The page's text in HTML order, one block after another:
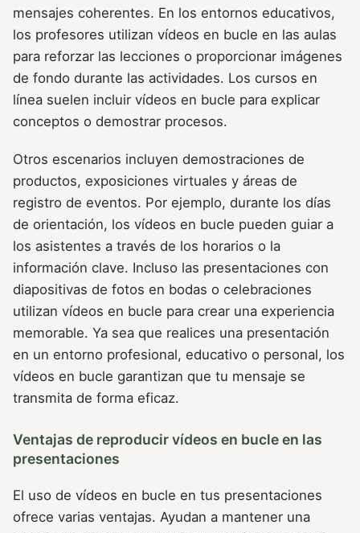
mensajes coherentes. En los entornos educativos,
los profesores utilizan vídeos en bucle en las aulas
para reforzar las lecciones o proporcionar imágenes
de fondo durante las actividades. Los cursos en
línea suelen incluir vídeos en bucle para explicar
conceptos o demostrar procesos.
Otros escenarios incluyen demostraciones de
productos, exposiciones virtuales y áreas de
registro de eventos. Por ejemplo, durante los días
de orientación, los vídeos en bucle pueden guiar a
los asistentes a través de los horarios o la
información clave. Incluso las presentaciones con
diapositivas de fotos en bodas o celebraciones
utilizan vídeos en bucle para crear una experiencia
memorable. Ya sea que realices una presentación
en un entorno profesional, educativo o personal, los
vídeos en bucle garantizan que tu mensaje se
transmita de forma eficaz.
Ventajas de reproducir vídeos en bucle en las
presentaciones
El uso de vídeos en bucle en tus presentaciones
ofrece varias ventajas. Ayudan a mantener una